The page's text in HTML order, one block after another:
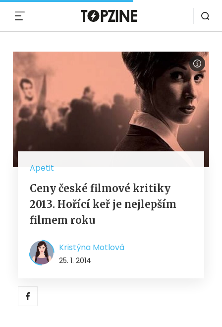
Apetit
Ceny české filmové kritiky
2013. Hořící keř je nejlepším
filmem roku
Kristýna Motlová
25. 1. 2014